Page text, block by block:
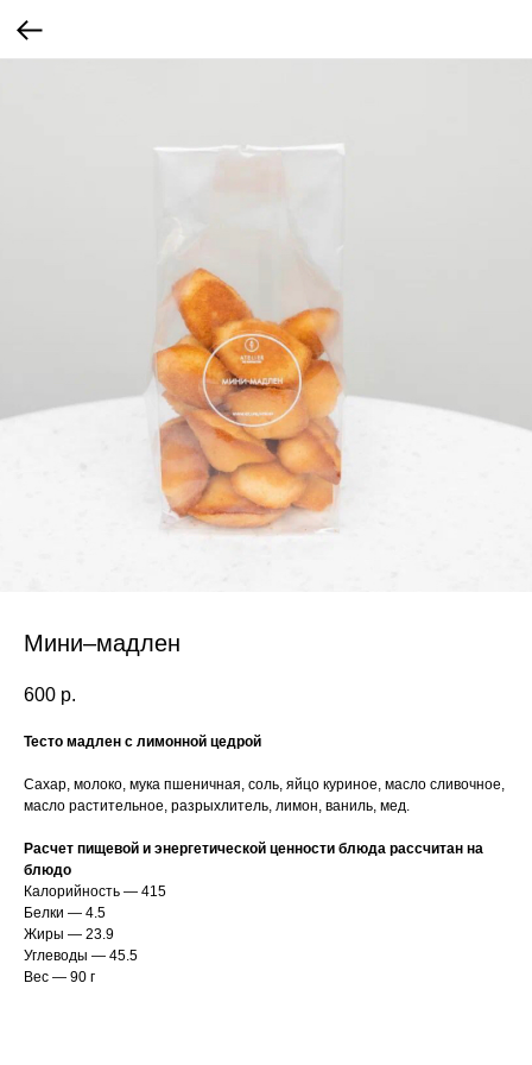
Мини–мадлен
600 р.
Тесто мадлен с лимонной цедрой
Сахар, молоко, мука пшеничная, соль, яйцо куриное, масло сливочное,
масло растительное, разрыхлитель, лимон, ваниль, мед.
Расчет пищевой и энергетической ценности блюда рассчитан на
блюдо
Калорийность — 415
Белки — 4.5
Жиры — 23.9
Углеводы — 45.5
Вес — 90 г